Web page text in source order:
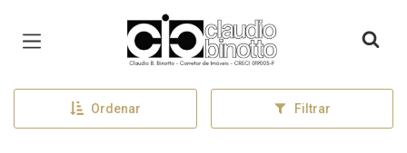
Página inicial
Ordenar Filtrar